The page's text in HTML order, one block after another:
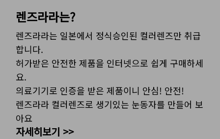
렌즈라라는?
렌즈라라는 일본에서 정식승인된 컬러렌즈만 취급
합니다.
허가받은 안전한 제품을 인터넷으로 쉽게 구매하세
요.
의료기기로 인증을 받은 제품이니 안심! 안전!
렌즈라라 컬러렌즈로 생기있는 눈동자를 만들어 보
아요
자세히보기 >>